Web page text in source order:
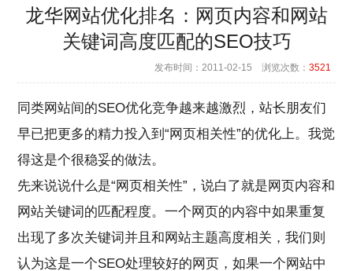
龙华网站优化排名：网页内容和网站
关键词高度匹配的SEO技巧
发布时间：2011-02-15 浏览次数： 3521
同类网站间的SEO优化竞争越来越激烈，站长朋友们
早已把更多的精力投入到“网页相关性”的优化上。我觉
得这是个很稳妥的做法。
先来说说什么是“网页相关性”，说白了就是网页内容和
网站关键词的匹配程度。一个网页的内容中如果重复
出现了多次关键词并且和网站主题高度相关，我们则
认为这是一个SEO处理较好的网页，如果一个网站中